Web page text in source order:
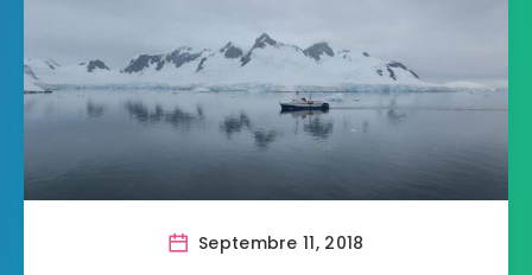
Septembre 11, 2018